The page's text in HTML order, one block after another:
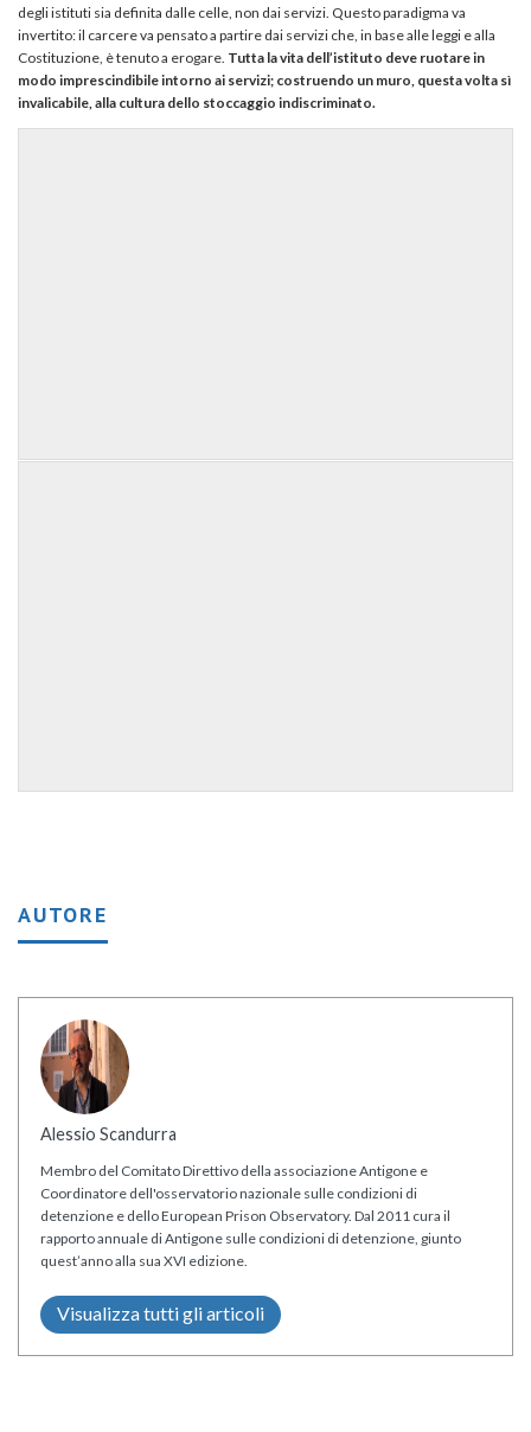
degli istituti sia definita dalle celle, non dai servizi. Questo paradigma va
invertito: il carcere va pensato a partire dai servizi che, in base alle leggi e alla
Costituzione, è tenuto a erogare. Tutta la vita dell’istituto deve ruotare in
modo imprescindibile intorno ai servizi; costruendo un muro, questa volta sì
invalicabile, alla cultura dello stoccaggio indiscriminato.
AUTORE
Alessio Scandurra
Membro del Comitato Direttivo della associazione Antigone e
Coordinatore dell'osservatorio nazionale sulle condizioni di
detenzione e dello European Prison Observatory. Dal 2011 cura il
rapporto annuale di Antigone sulle condizioni di detenzione, giunto
quest’anno alla sua XVI edizione.
Visualizza tutti gli articoli